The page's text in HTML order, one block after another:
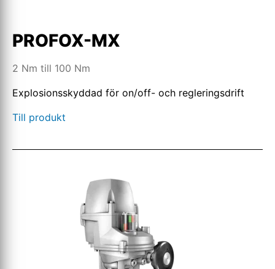
PROFOX-MX
2 Nm till 100 Nm
Explosionsskyddad för on/off- och regleringsdrift
Till produkt